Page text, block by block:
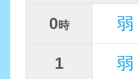
0時 弱
1 弱